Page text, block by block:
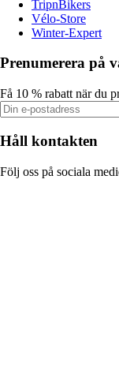
TripnBikers
Vélo-Store
Winter-Expert
Prenumerera på
Få 10 % rabatt när du
Håll kontakten
Följ oss på sociala